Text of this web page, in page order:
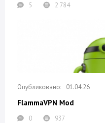
5 2 784
01.04.26
FlammaVPN Mod
0 937